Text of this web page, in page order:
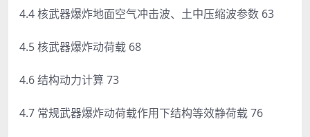
4.4 核武器爆炸地面空气冲击波、土中压缩波参数 63
4.5 核武器爆炸动荷载 68
4.6 结构动力计算 73
4.7 常规武器爆炸动荷载作用下结构等效静荷载 76